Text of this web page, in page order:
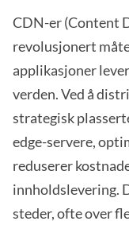
CDN-er (Content
revolusjonert
applikasjoner
verden. Ved å
strategisk
edge-servere,
reduserer
innholdslevering.
steder, ofte over